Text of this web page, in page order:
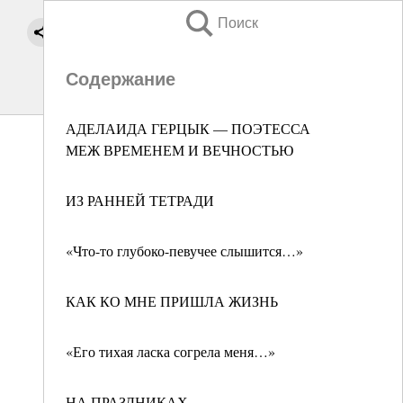
Поиск
Содержание
АДЕЛАИДА ГЕРЦЫК — ПОЭТЕССА
МЕЖ ВРЕМЕНЕМ И ВЕЧНОСТЬЮ
ИЗ РАННЕЙ ТЕТРАДИ
«Что-то глубоко-певучее слышится…»
КАК КО МНЕ ПРИШЛА ЖИЗНЬ
«Его тихая ласка согрела меня…»